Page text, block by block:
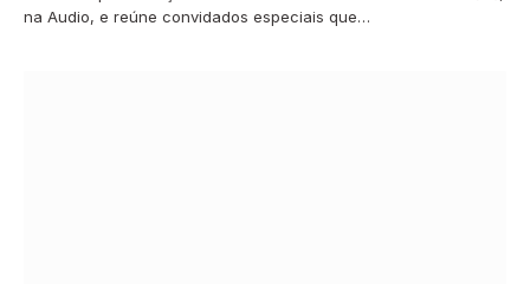
na Audio, e reúne convidados especiais que…